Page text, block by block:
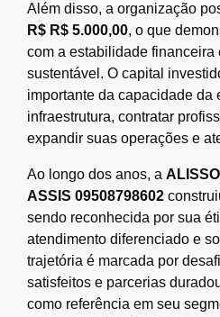
Além disso, a organização
R$ R$ 5.000,00, o que
com a estabilidade financeira
sustentável. O capital
importante da capacidade da
infraestrutura, contratar
expandir suas operações e
Ao longo dos anos, a
ASSIS 09508798602
sendo reconhecida por sua
atendimento diferenciado e
trajetória é marcada por
satisfeitos e parcerias
como referência em seu